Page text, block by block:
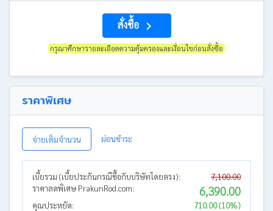
สั่งซื้อ navigate_next
กรุณาศึกษารายละเอียดความคุ้มครองและเงื่อนไขก่อนสั่งซื้อ
ราคาพิเศษ
จ่ายเต็มจำนวน ผ่อนชำระ
เบี้ยรวม (เบี้ยประกันกรณีซื้อกับบริษัทโดยตรง):
7,100.00
ราคาลดพิเศษ PrakunRod.com:
6,390.00
คุณประหยัด:
710.00 (10%)